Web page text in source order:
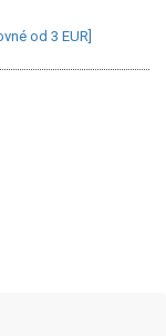
od 3 EUR]